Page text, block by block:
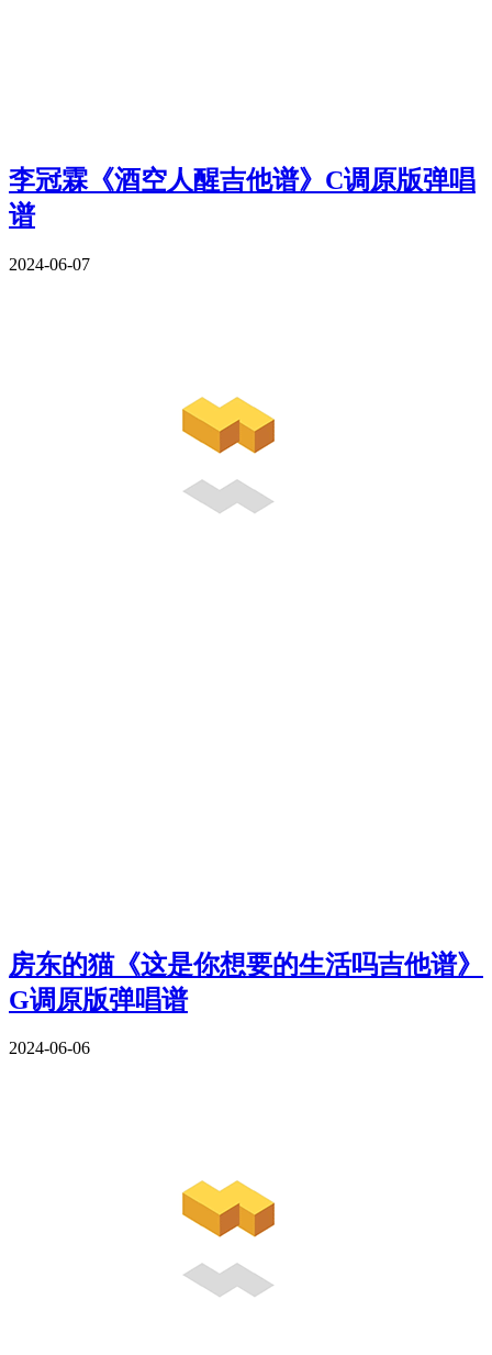
李冠霖《酒空人醒吉他谱》C调原版弹唱
谱
2024-06-07
房东的猫《这是你想要的生活吗吉他谱》
G调原版弹唱谱
2024-06-06